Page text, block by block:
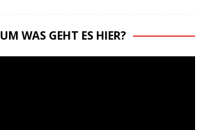
UM WAS GEHT ES HIER?